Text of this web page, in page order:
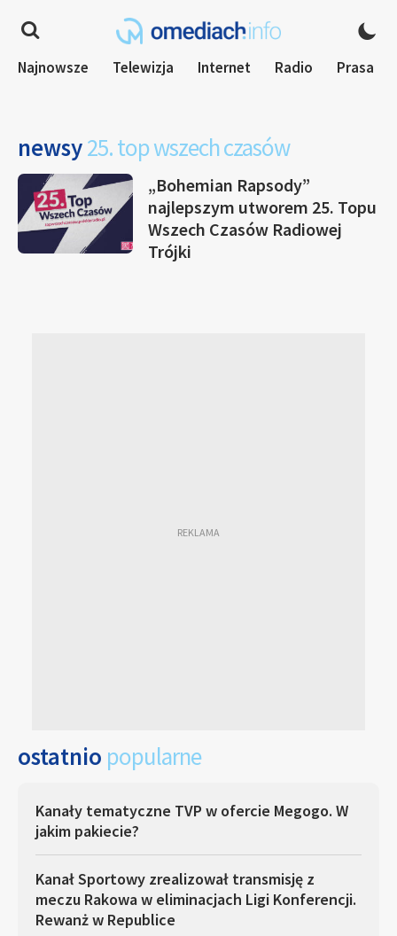
Najnowsze Telewizja Internet Radio Prasa
newsy25. top wszech czasów
„Bohemian Rapsody”
najlepszym utworem 25. Topu
Wszech Czasów Radiowej
Trójki
ostatnio popularne
Kanały tematyczne TVP w ofercie Megogo. W
jakim pakiecie?
Kanał Sportowy zrealizował transmisję z
meczu Rakowa w eliminacjach Ligi Konferencji.
Rewanż w Republice